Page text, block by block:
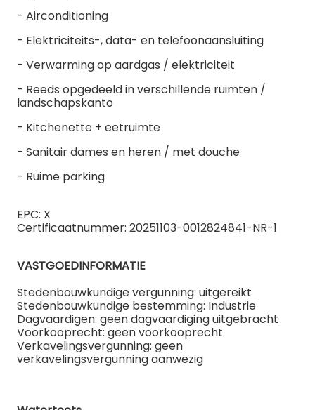
- Airconditioning
- Elektriciteits-, data- en telefoonaansluiting
- Verwarming op aardgas / elektriciteit
- Reeds opgedeeld in verschillende ruimten /
landschapskanto
- Kitchenette + eetruimte
- Sanitair dames en heren / met douche
- Ruime parking
EPC: X
Certificaatnummer: 20251103-0012824841-NR-1
VASTGOEDINFORMATIE
Stedenbouwkundige vergunning: uitgereikt
Stedenbouwkundige bestemming: Industrie
Dagvaardigen: geen dagvaardiging uitgebracht
Voorkooprecht: geen voorkooprecht
Verkavelingsvergunning: geen
verkavelingsvergunning aanwezig